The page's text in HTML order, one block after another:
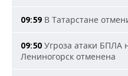
09:59 В Татарстане
09:50 Угроза атаки БПЛА
Лениногорск отменена